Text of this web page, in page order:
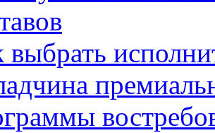
выбрать